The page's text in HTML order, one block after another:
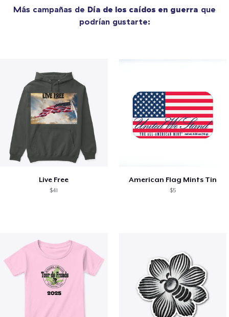
Más campañas de Día de los caídos en guerra que
podrían gustarte:
Live Free
$41
American Flag Mints Tin
$5